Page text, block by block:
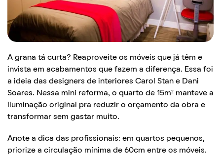
A grana tá curta? Reaproveite os móveis que já têm e
invista em acabamentos que fazem a diferença. Essa foi
a ideia das designers de interiores Carol Stan e Dani
Soares. Nessa mini reforma, o quarto de 15m² manteve a
iluminação original pra reduzir o orçamento da obra e
transformar sem gastar muito.
Anote a dica das profissionais: em quartos pequenos,
priorize a circulação mínima de 60cm entre os móveis.